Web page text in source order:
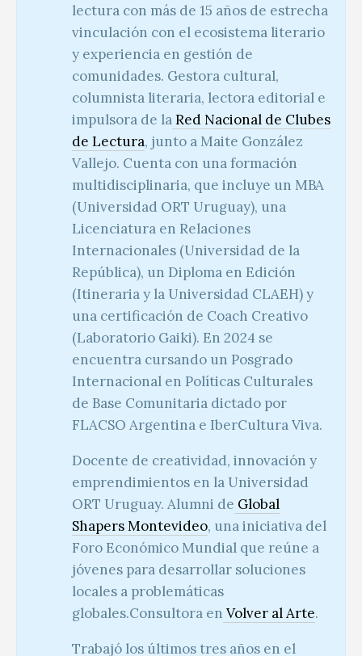
lectura con más de 15 años de estrecha
vinculación con el ecosistema literario
y experiencia en gestión de
comunidades. Gestora cultural,
columnista literaria, lectora editorial e
impulsora de laRed Nacional de Clubes
de Lectura, junto a Maite González
Vallejo. Cuenta con una formación
multidisciplinaria, que incluye un MBA
(Universidad ORT Uruguay), una
Licenciatura en Relaciones
Internacionales (Universidad de la
República), un Diploma en Edición
(Itineraria y la Universidad CLAEH) y
una certificación de Coach Creativo
(Laboratorio Gaiki). En 2024 se
encuentra cursando un Posgrado
Internacional en Políticas Culturales
de Base Comunitaria dictado por
FLACSO Argentina e IberCultura Viva.
Docente de creatividad, innovación y
emprendimientos en la Universidad
ORT Uruguay. Alumni de Global
Shapers Montevideo, una iniciativa del
Foro Económico Mundial que reúne a
jóvenes para desarrollar soluciones
locales a problemáticas
globales.Consultora en Volver al Arte.
Trabajó los últimos tres años en el